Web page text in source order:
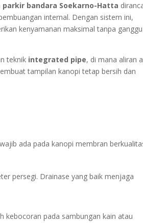
bandara Soekarno-Hatta
internal. Dengan sistem ini,
kenyamanan maksimal tanpa
teknik integrated pipe, di mana aliran
tampilan kanopi tetap bersih dan
ada pada kanopi membran
persegi. Drainase yang baik menjaga
kebocoran pada sambungan kain atau